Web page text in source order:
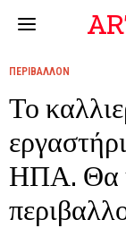
ΠΕΡΙΒΑΛΛΟΝ
Το
ΗΠΑ. Θα